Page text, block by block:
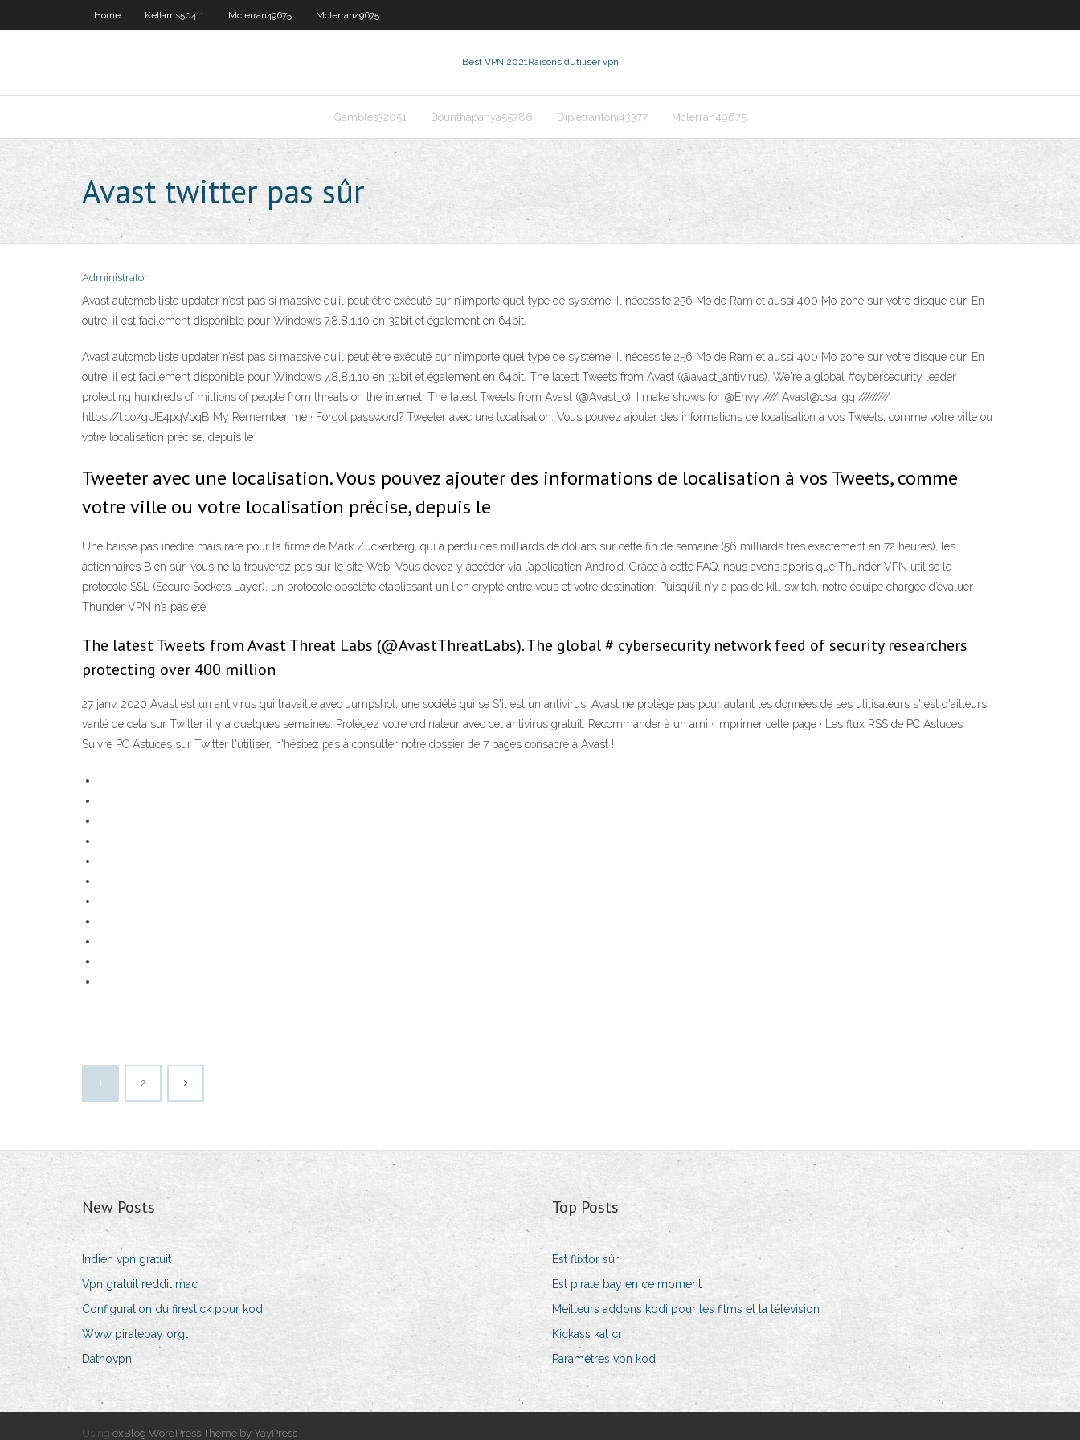
Home Kellams50411 Mclerran49675 Mclerran49675
Best VPN 2021Raisons dutiliser vpn
Gambles32051 Bounthapanya55786 Dipietrantoni43377 Mclerran49675
Avast twitter pas sûr
Administrator
Avast automobiliste updater n’est pas si massive qu’il peut être exécuté sur n’importe quel type de système. Il nécessite 256 Mo de Ram et aussi 400 Mo zone sur votre disque dur. En
outre, il est facilement disponible pour Windows 7,8,8,1,10 en 32bit et également en 64bit.
Avast automobiliste updater n’est pas si massive qu’il peut être exécuté sur n’importe quel type de système. Il nécessite 256 Mo de Ram et aussi 400 Mo zone sur votre disque dur. En
outre, il est facilement disponible pour Windows 7,8,8,1,10 en 32bit et également en 64bit. The latest Tweets from Avast (@avast_antivirus). We're a global #cybersecurity leader
protecting hundreds of millions of people from threats on the internet. The latest Tweets from Avast (@Avast_o). I make shows for @Envy //// Avast@csa .gg /////////
https://t.co/gUE4pqVpqB My Remember me · Forgot password? Tweeter avec une localisation. Vous pouvez ajouter des informations de localisation à vos Tweets, comme votre ville ou
votre localisation précise, depuis le
Tweeter avec une localisation. Vous pouvez ajouter des informations de localisation à vos Tweets, comme
votre ville ou votre localisation précise, depuis le
Une baisse pas inédite mais rare pour la firme de Mark Zuckerberg, qui a perdu des milliards de dollars sur cette fin de semaine (56 milliards très exactement en 72 heures), les
actionnaires Bien sûr, vous ne la trouverez pas sur le site Web. Vous devez y accéder via l’application Android. Grâce à cette FAQ, nous avons appris que Thunder VPN utilise le
protocole SSL (Secure Sockets Layer), un protocole obsolète établissant un lien crypté entre vous et votre destination. Puisqu’il n’y a pas de kill switch, notre équipe chargée d’évaluer
Thunder VPN n’a pas été
The latest Tweets from Avast Threat Labs (@AvastThreatLabs). The global # cybersecurity network feed of security researchers
protecting over 400 million
27 janv. 2020 Avast est un antivirus qui travaille avec Jumpshot, une société qui se S'il est un antivirus, Avast ne protège pas pour autant les données de ses utilisateurs s' est d'ailleurs
vanté de cela sur Twitter il y a quelques semaines. Protégez votre ordinateur avec cet antivirus gratuit. Recommander à un ami · Imprimer cette page · Les flux RSS de PC Astuces ·
Suivre PC Astuces sur Twitter l'utiliser, n'hésitez pas à consulter notre dossier de 7 pages consacré à Avast !
1 2
New Posts
Indien vpn gratuit
Vpn gratuit reddit mac
Configuration du firestick pour kodi
Www piratebay orgt
Dathovpn
Top Posts
Est flixtor sûr
Est pirate bay en ce moment
Meilleurs addons kodi pour les films et la télévision
Kickass kat cr
Paramètres vpn kodi
Using exBlog WordPress Theme by YayPress